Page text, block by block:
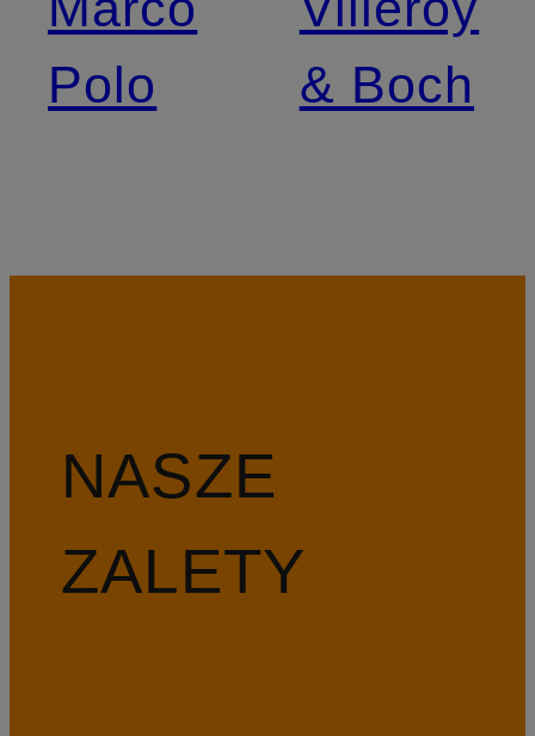
Polo
& Boch
NASZE
ZALETY